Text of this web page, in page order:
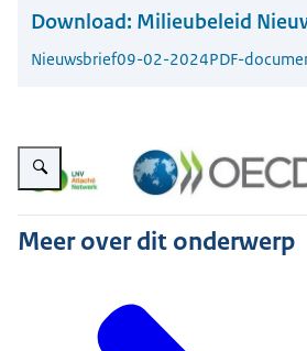
Download: Milieubeleid
Nieuwsbrief09-02-2024PDF-
Vergroot afbeelding Nieuwsbrief PV OESO
Meer over dit onderwerp